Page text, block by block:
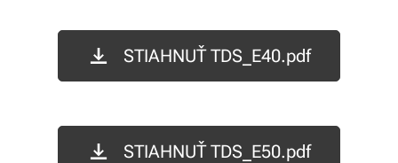
STIAHNUŤ TDS_E40.pdf
STIAHNUŤ TDS_E50.pdf